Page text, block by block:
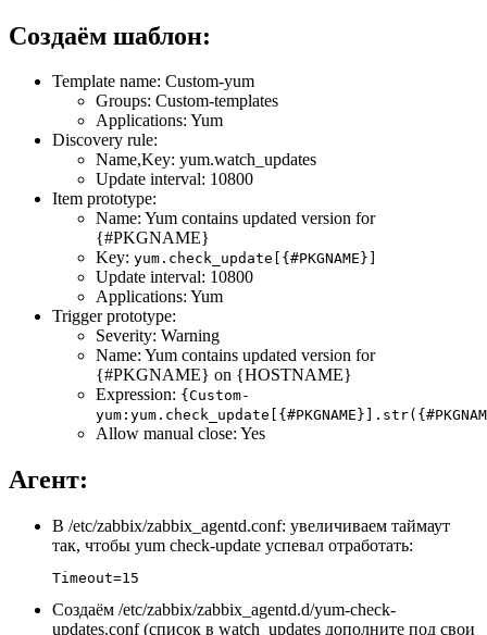
Создаём шаблон:
Template name: Custom-yum
Groups: Custom-templates
Applications: Yum
Discovery rule:
Name,Key: yum.watch_updates
Update interval: 10800
Item prototype:
Name: Yum contains updated version for
{#PKGNAME}
Key: yum.check_update[{#PKGNAME}]
Update interval: 10800
Applications: Yum
Trigger prototype:
Severity: Warning
Name: Yum contains updated version for
{#PKGNAME} on {HOSTNAME}
Expression: {Custom-
Allow manual close: Yes
Агент:
В /etc/zabbix/zabbix_agentd.conf: увеличиваем таймаут
так, чтобы yum check-update успевал отработать:
Timeout=15
Создаём /etc/zabbix/zabbix_agentd.d/yum-check-
updates.conf (список в watch_updates дополните под свои